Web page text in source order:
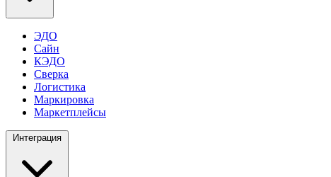
ЭДО
Сайн
КЭДО
Сверка
Логистика
Маркировка
Маркетплейсы
Интеграция